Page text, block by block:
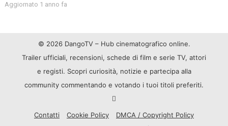
Aggiornato 1 anno fa
© 2026 DangoTV – Hub cinematografico online.
Trailer ufficiali, recensioni, schede di film e serie TV, attori
e registi. Scopri curiosità, notizie e partecipa alla
community commentando e votando i tuoi titoli preferiti.
Contatti Cookie Policy
DMCA / Copyright Policy